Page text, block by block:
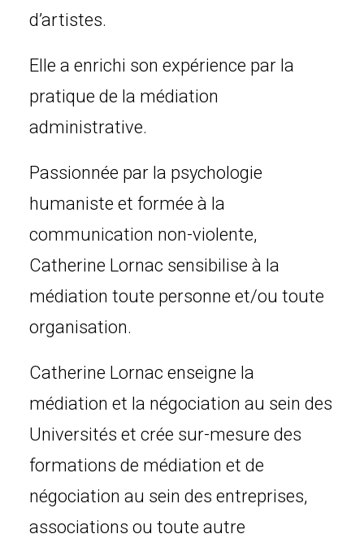
d’artistes.
Elle a enrichi son expérience par la
pratique de la médiation
administrative.
Passionnée par la psychologie
humaniste et formée à la
communication non-violente,
Catherine Lornac sensibilise à la
médiation toute personne et/ou toute
organisation.
Catherine Lornac enseigne la
médiation et la négociation au sein des
Universités et crée sur-mesure des
formations de médiation et de
négociation au sein des entreprises,
associations ou toute autre